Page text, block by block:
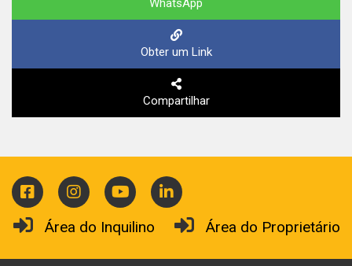
WhatsApp
Obter um Link
Compartilhar
Área do Inquilino Área do Proprietário